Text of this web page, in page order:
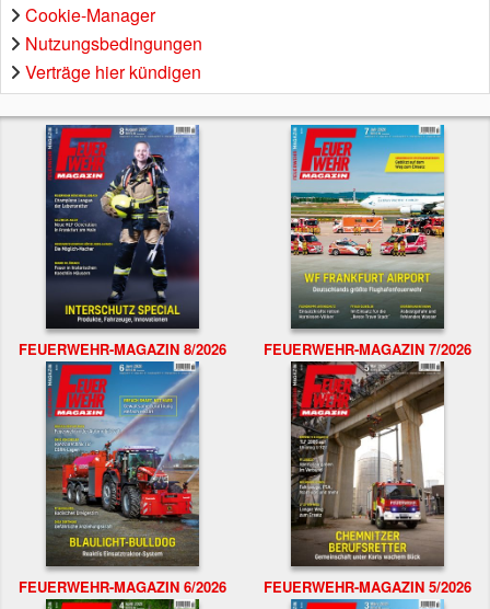
Cookie-Manager
Nutzungsbedingungen
Verträge hier kündigen
FEUERWEHR-MAGAZIN 8/2026 FEUERWEHR-MAGAZIN 7/2026
FEUERWEHR-MAGAZIN 6/2026 FEUERWEHR-MAGAZIN 5/2026